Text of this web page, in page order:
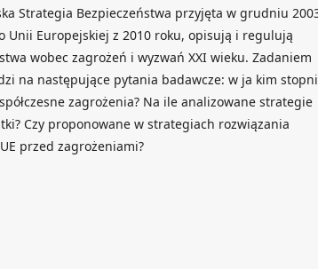
Strategia Bezpieczeństwa przyjęta w grudniu
Unii Europejskiej z 2010 roku, opisują i regulują
wobec zagrożeń i wyzwań XXI wieku. Zadaniem
na następujące pytania badawcze: w ja kim
zagrożenia? Na ile analizowane strategie
Czy proponowane w strategiach rozwiązania
przed zagrożeniami?